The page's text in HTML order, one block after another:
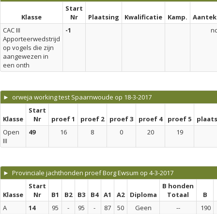
Klasse
Start
Nr
Plaatsing Kwalificatie Kamp.
CAC III
Apporteerwedstrijd
op vogels die zijn
aangewezen in
een onth
-1 nc
► orweja working test Spaarnwoude op 18-3-2017
Klasse
Start
Nr
proef 1 proef 2 proef 3 proef 4 proef 5
Open
III
49 16 8 0 20 19
► Provinciale jachthonden proef Borg Ewsum op 4-3-2017
Klasse
Start
Nr
B1 B2 B3 B4 A1 A2 Diploma
B honden
Totaal
B
A
14 95 - 95 - 87 50 Geen -- 190